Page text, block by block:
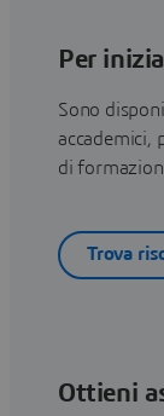
Per
Sono
accademici,
di
Trova
Ottieni